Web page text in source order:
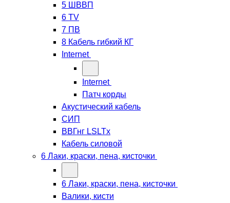
5 ШВВП
6 TV
7 ПВ
8 Кабель гибкий КГ
Internet
Internet
Патч корды
Акустический кабель
СИП
ВВГнг LSLTx
Кабель силовой
6 Лаки, краски, пена, кисточки
6 Лаки, краски, пена, кисточки
Валики, кисти